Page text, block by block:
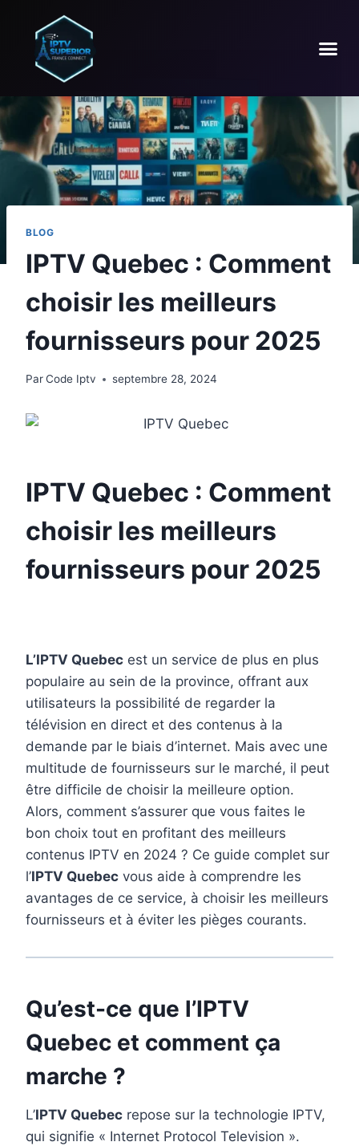
BLOG
IPTV Quebec : Comment
choisir les meilleurs
fournisseurs pour 2025
ParCode Iptv septembre 28, 2024
IPTV Quebec : Comment
choisir les meilleurs
fournisseurs pour 2025
L’IPTV Quebec est un service de plus en plus
populaire au sein de la province, offrant aux
utilisateurs la possibilité de regarder la
télévision en direct et des contenus à la
demande par le biais d’internet. Mais avec une
multitude de fournisseurs sur le marché, il peut
être difficile de choisir la meilleure option.
Alors, comment s’assurer que vous faites le
bon choix tout en profitant des meilleurs
contenus IPTV en 2024 ? Ce guide complet sur
l’IPTV Quebec vous aide à comprendre les
avantages de ce service, à choisir les meilleurs
fournisseurs et à éviter les pièges courants.
Qu’est-ce que l’IPTV
Quebec et comment ça
marche ?
L’IPTV Quebec repose sur la technologie IPTV,
qui signifie « Internet Protocol Television ».